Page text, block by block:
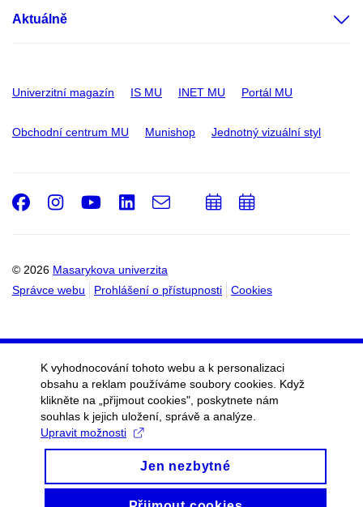
Aktuálně
Univerzitní magazín IS MU INET MU Portál MU
Obchodní centrum MU Munishop Jednotný vizuální styl
© 2026 Masarykova univerzita
Správce webu
Prohlášení o přístupnosti Cookies
Facebook
Instagram
Youtube
LinkedIn
e-
PřidatPřidat
K vyhodnocování tohoto webu a k personalizaci
obsahu a reklam používáme soubory cookies. Když
klikněte na „přijmout cookies", poskytnete nám
souhlas k jejich uložení, správě a analýze.
Upravit možnosti
Jen nezbytné